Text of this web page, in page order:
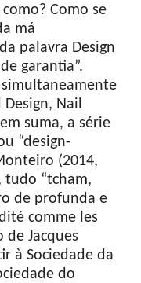
Como se
má
palavra Design
garantia”.
simultaneamente
Nail
suma, a série
“design-
(2014,
tudo “tcham,
de profunda e
comme les
Jacques
à Sociedade da
do